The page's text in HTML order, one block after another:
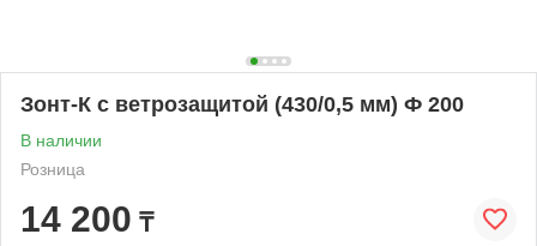
Зонт-К с ветрозащитой (430/0,5 мм) Ф 200
В наличии
Розница
14 200 ₸